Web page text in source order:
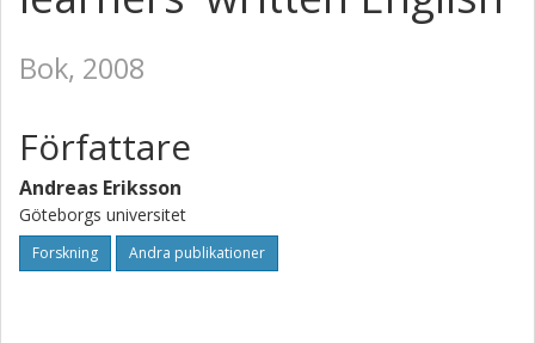
Bok, 2008
Författare
Andreas Eriksson
Göteborgs universitet
Forskning Andra publikationer